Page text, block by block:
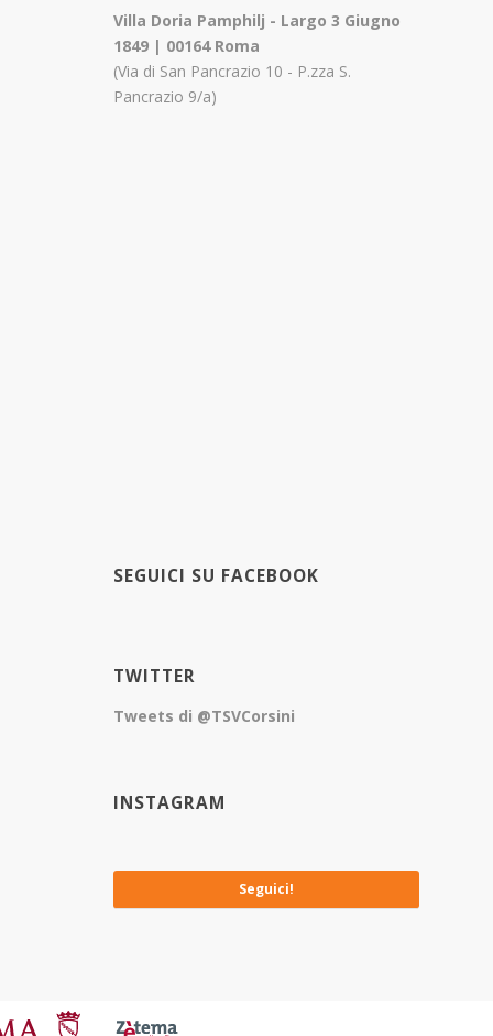
Villa Doria Pamphilj - Largo 3 Giugno
1849 | 00164 Roma
(Via di San Pancrazio 10 - P.zza S.
Pancrazio 9/a)
SEGUICI SU FACEBOOK
TWITTER
Tweets di @TSVCorsini
INSTAGRAM
Seguici!